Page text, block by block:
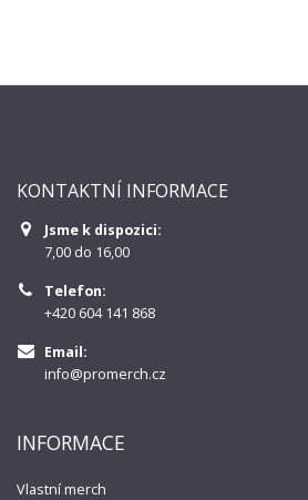
KONTAKTNÍ INFORMACE
Jsme k dispozici:
7,00 do 16,00
Telefon:
+420 604 141 868
Email:
info@promerch.cz
INFORMACE
Vlastní merch